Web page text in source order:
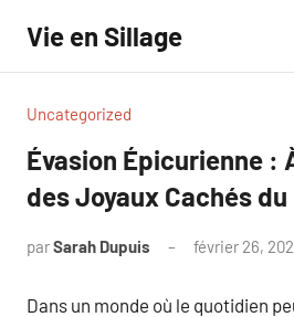
contenu
Vie en Sillage
Uncategorized
Évasion Épicurienne :
des Joyaux Cachés du
parSarah Dupuis février 26,
Dans un monde où le quotidien